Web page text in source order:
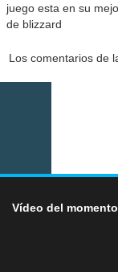
juego esta en su
de blizzard
Los comentarios de
Vídeo del